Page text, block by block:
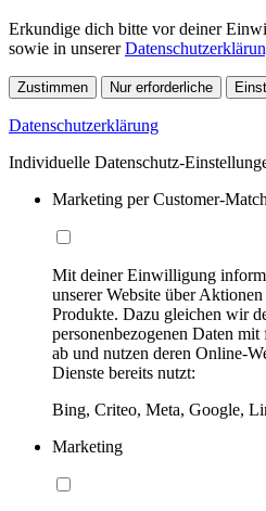
Erkundige dich bitte vor deiner
sowie in unserer
Zustimmen Nur erforderliche
Datenschutzerklärung
Individuelle Datenschutz-
Marketing per Customer-Match
Mit deiner Einwilligung
unserer Website über
Produkte. Dazu gleichen wir
personenbezogenen Daten
ab und nutzen deren Online-
Dienste bereits nutzt:
Bing, Criteo, Meta, Google,
Marketing